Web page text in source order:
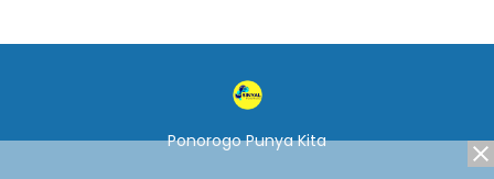
Ponorogo Punya Kita